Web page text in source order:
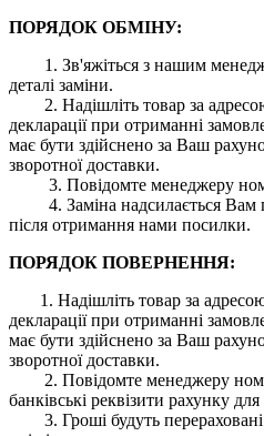
ПОРЯДОК ОБМІНУ:
1. Зв'яжіться з нашим
деталі заміни.
2. Надішліть товар за адресою
декларації при отриманні
має бути здійснено за Ваш
зворотної доставки.
3. Повідомте менеджеру
4. Заміна надсилається Вам
після отримання нами посилки.
ПОРЯДОК ПОВЕРНЕННЯ:
1. Надішліть товар за адресою
декларації при отриманні
має бути здійснено за Ваш
зворотної доставки.
2. Повідомте менеджеру
банківські реквізити рахунку
3. Гроші будуть